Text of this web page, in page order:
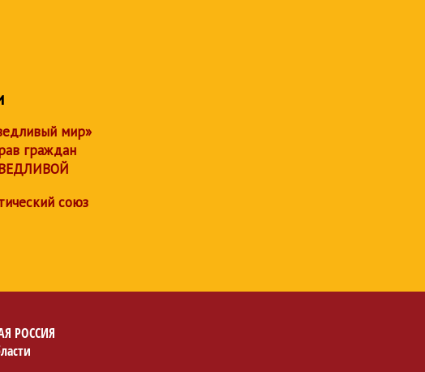
мир»
граждан
союз
РОССИЯ